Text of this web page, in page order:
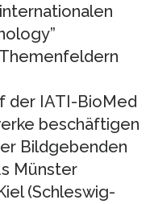
der IATI-BioMed
beschäftigen
Bildgebenden
Münster
(Schleswig-